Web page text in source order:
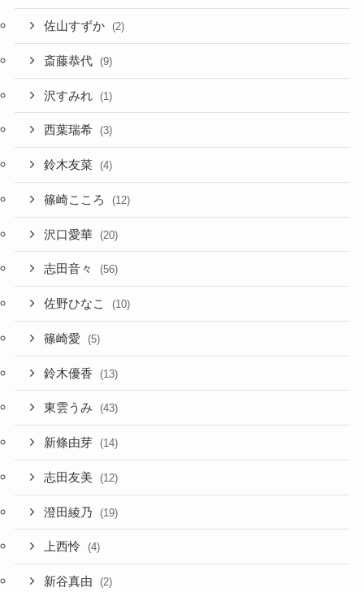
佐山すずか (2)
斎藤恭代 (9)
沢すみれ (1)
西葉瑞希 (3)
鈴木友菜 (4)
篠崎こころ (12)
沢口愛華 (20)
志田音々 (56)
佐野ひなこ (10)
篠崎愛 (5)
鈴木優香 (13)
東雲うみ (43)
新條由芽 (14)
志田友美 (12)
澄田綾乃 (19)
上西怜 (4)
新谷真由 (2)